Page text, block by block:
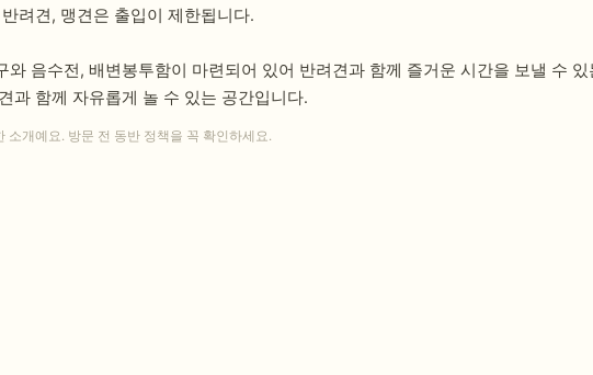
려견, 맹견은 출입이 제한됩니다.
와 음수전, 배변봉투함이 마련되어 있어 반려견과 함께 즐거운 시간을 보낼 수
과 함께 자유롭게 놀 수 있는 공간입니다.
소개예요. 방문 전 동반 정책을 꼭 확인하세요.